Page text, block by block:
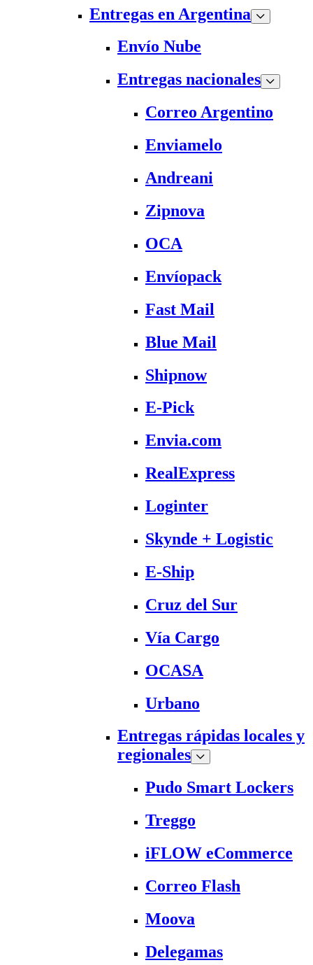
Entregas en Argentina
Envío Nube
Entregas nacionales
Correo Argentino
Enviamelo
Andreani
Zipnova
OCA
Envíopack
Fast Mail
Blue Mail
Shipnow
E-Pick
Envia.com
RealExpress
Loginter
Skynde + Logistic
E-Ship
Cruz del Sur
Vía Cargo
OCASA
Urbano
Entregas rápidas locales y
regionales
Pudo Smart Lockers
Treggo
iFLOW eCommerce
Correo Flash
Moova
Delegamas